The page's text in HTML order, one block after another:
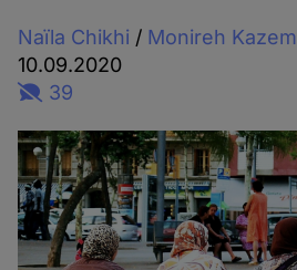
Naïla Chikhi / Monireh
10.09.2020
39